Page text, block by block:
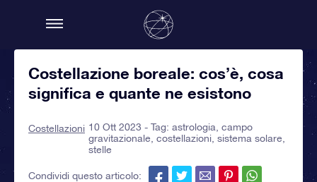
Costellazione boreale: cos’è, cosa
significa e quante ne esistono
Costellazioni 10 Ott 2023 - Tag: astrologia campo
gravitazionale costellazioni sistema solare
stelle
Condividi questo articolo: